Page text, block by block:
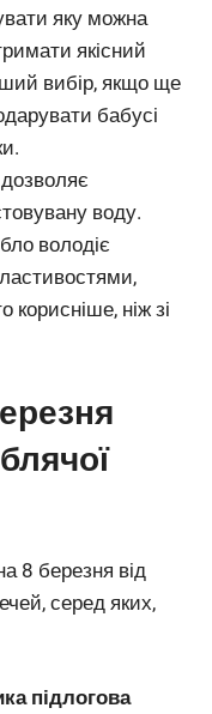
яку можна
якісний
вибір, якщо ще
бабусі
воду.
володіє
корисніше, ніж зі
8 березня від
серед яких,
підлогова